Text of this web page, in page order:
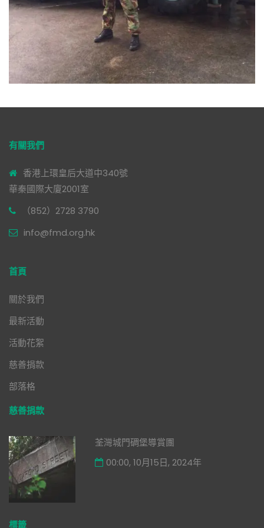
有關我們
香港上環皇后大道中340號
華秦國際大廈2001室
（852）2728 3790
info@fmd.org.hk
首頁
關於我們
最新活動
活動花絮
慈善捐款
部落格
慈善捐款
荃灣城門碉堡導賞團
00:00, 10月15日, 2024年
標籤